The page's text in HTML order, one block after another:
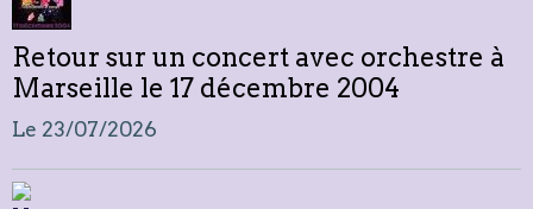
Retour sur un concert avec orchestre à
Marseille le 17 décembre 2004
Le 23/07/2026